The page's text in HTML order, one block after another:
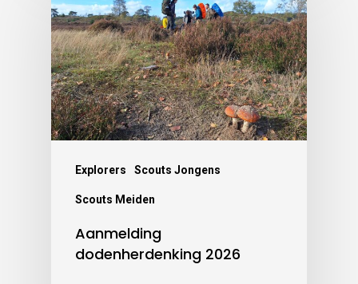
Explorers Scouts Jongens
Scouts Meiden
Aanmelding
dodenherdenking 2026